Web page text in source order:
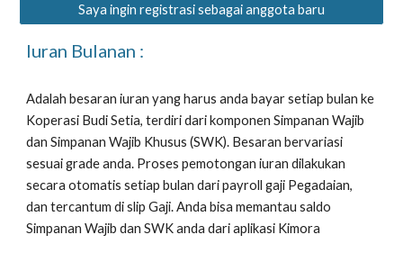
Saya ingin registrasi sebagai anggota baru
Iuran Bulanan :
Adalah besaran iuran yang harus anda bayar setiap bulan ke
Koperasi Budi Setia, terdiri dari komponen Simpanan Wajib
dan Simpanan Wajib Khusus (SWK). Besaran bervariasi
sesuai grade anda. Proses pemotongan iuran dilakukan
secara otomatis setiap bulan dari payroll gaji Pegadaian,
dan tercantum di slip Gaji. Anda bisa memantau saldo
Simpanan Wajib dan SWK anda dari aplikasi Kimora